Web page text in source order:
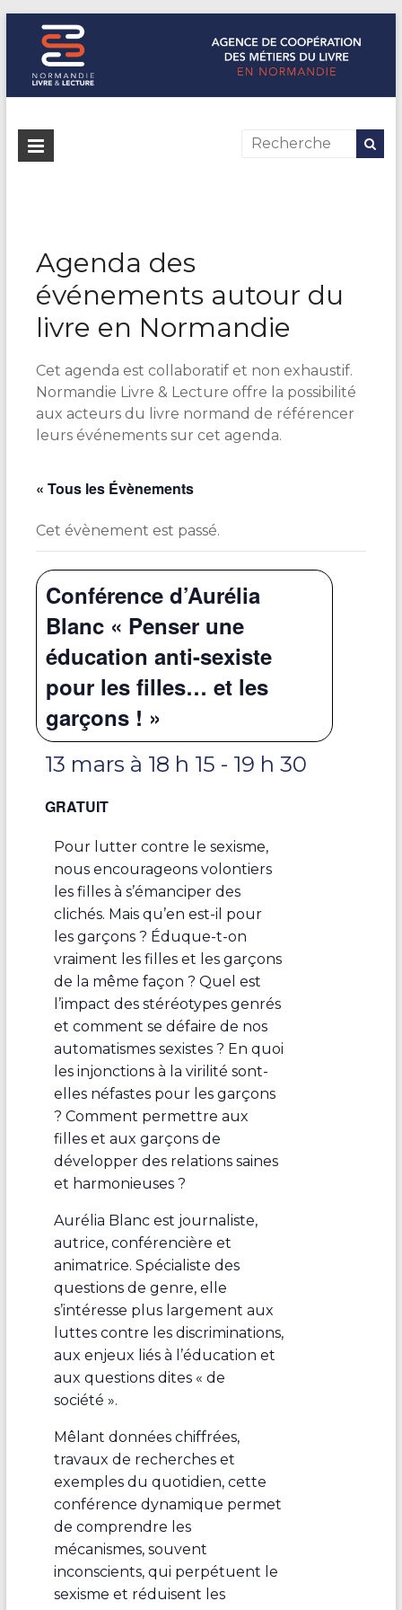
Normandie Livre & Lecture
L'agence de coopération des métiers du livre en Normandie
Agenda des
événements autour du
livre en Normandie
Cet agenda est collaboratif et non exhaustif.
Normandie Livre & Lecture offre la possibilité
aux acteurs du livre normand de référencer
leurs événements sur cet agenda.
« Tous les Évènements
Cet évènement est passé.
Conférence d’Aurélia
Blanc « Penser une
éducation anti-sexiste
pour les filles… et les
garçons ! »
13 mars à 18 h 15 - 19 h 30
GRATUIT
Pour lutter contre le sexisme,
nous encourageons volontiers
les filles à s’émanciper des
clichés. Mais qu’en est-il pour
les garçons ? Éduque-t-on
vraiment les filles et les garçons
de la même façon ? Quel est
l’impact des stéréotypes genrés
et comment se défaire de nos
automatismes sexistes ? En quoi
les injonctions à la virilité sont-
elles néfastes pour les garçons
? Comment permettre aux
filles et aux garçons de
développer des relations saines
et harmonieuses ?
Aurélia Blanc est journaliste,
autrice, conférencière et
animatrice. Spécialiste des
questions de genre, elle
s’intéresse plus largement aux
luttes contre les discriminations,
aux enjeux liés à l’éducation et
aux questions dites « de
société ».
Mêlant données chiffrées,
travaux de recherches et
exemples du quotidien, cette
conférence dynamique permet
de comprendre les
mécanismes, souvent
inconscients, qui perpétuent le
sexisme et réduisent les